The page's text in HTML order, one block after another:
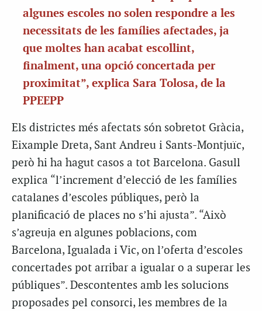
algunes escoles no solen respondre a les
necessitats de les famílies afectades, ja
que moltes han acabat escollint,
finalment, una opció concertada per
proximitat”, explica Sara Tolosa, de la
PPEEPP
Els districtes més afectats són sobretot Gràcia,
Eixample Dreta, Sant Andreu i Sants-Montjuïc,
però hi ha hagut casos a tot Barcelona. Gasull
explica “l’increment d’elecció de les famílies
catalanes d’escoles públiques, però la
planificació de places no s’hi ajusta”. “Això
s’agreuja en algunes poblacions, com
Barcelona, Igualada i Vic, on l’oferta d’escoles
concertades pot arribar a igualar o a superar les
públiques”. Descontentes amb les solucions
proposades pel consorci, les membres de la